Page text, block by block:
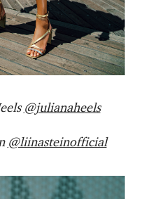
@julianaheels
@liinasteinofficial